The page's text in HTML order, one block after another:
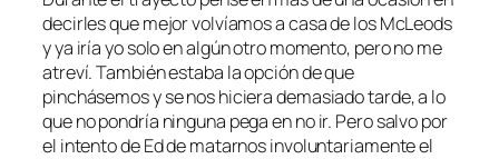
decirles que mejor volvíamos a casa de los McLeods
y ya iría yo solo en algún otro momento, pero no me
atreví. También estaba la opción de que
pinchásemos y se nos hiciera demasiado tarde, a lo
que no pondría ninguna pega en no ir. Pero salvo por
el intento de Ed de matarnos involuntariamente el